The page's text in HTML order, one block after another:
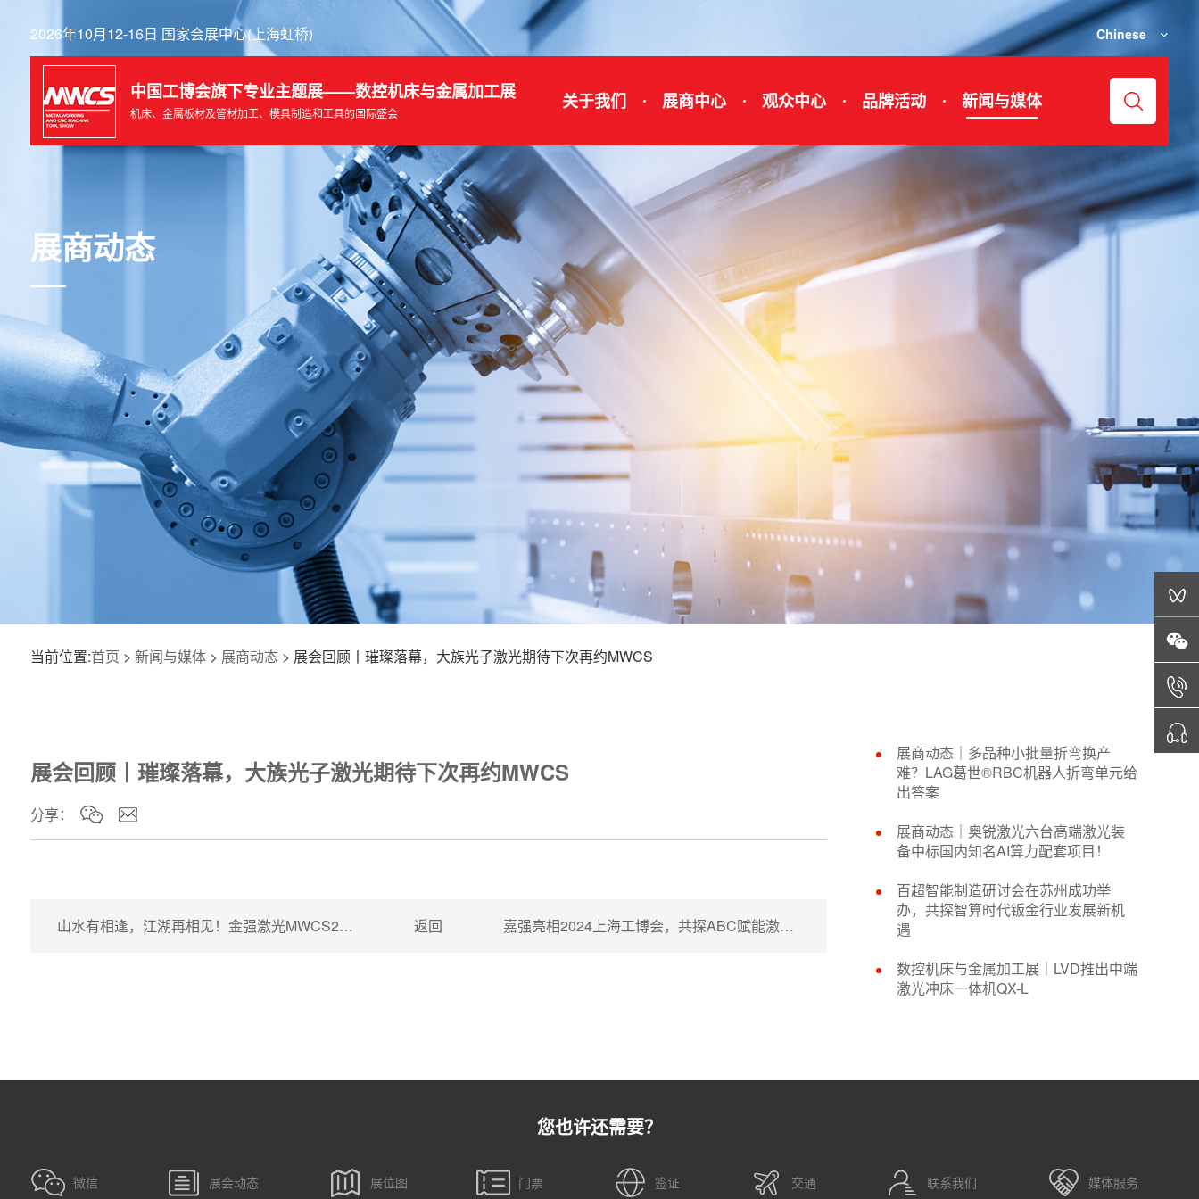
2026年10月12-16日 国家会展中心(上海虹桥) Chinese
中国工博会旗下专业主题展——数控机床与金属加工展
机床、金属板材及管材加工、模具制造和工具的国际盛会
关于我们 展商中心 观众中心 品牌活动 新闻与媒体
展商动态
当前位置:首页 > 新闻与媒体> 展商动态> 展会回顾丨璀璨落幕，大族光子激光期待下次再约MWCS
展会回顾丨璀璨落幕，大族光子激光期待下次再约MWCS
分享：
山水有相逢，江湖再相见！金强激光MWCS2024圆满收官！ 返回 嘉强亮相2024上海工博会，共探ABC赋能激光未来的无限可能！
展商动态｜多品种小批量折弯换产
难？LAG葛世®RBC机器人折弯单元给
出答案
展商动态｜奥锐激光六台高端激光装
备中标国内知名AI算力配套项目！
百超智能制造研讨会在苏州成功举
办，共探智算时代钣金行业发展新机
遇
数控机床与金属加工展｜LVD推出中端
激光冲床一体机QX-L
您也许还需要？
微信 展会动态 展位图 门票 签证 交通 联系我们 媒体服务